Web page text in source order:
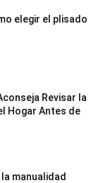
elegir el plisado
Revisar la
Hogar Antes de
manualidad